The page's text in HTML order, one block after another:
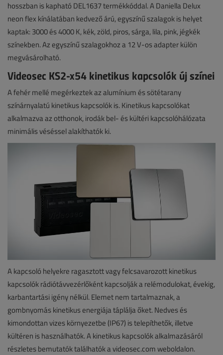
hosszban is kapható DEL1637 termékkóddal. A Daniella Delux
neon flex kínálatában kedvező árú, egyszínű szalagok is helyet
kaptak: 3000 és 4000 K, kék, zöld, piros, sárga, lila, pink, jégkék
színekben. Az egyszínű szalagokhoz a 12 V-os adapter külön
megvásárolható.
Videosec KS2-x54 kinetikus kapcsolók új színei
A fehér mellé megérkeztek az alumínium és sötétarany
színárnyalatú kinetikus kapcsolók is. Kinetikus kapcsolókat
alkalmazva az otthonok, irodák bel- és kültéri kapcsolóhálózata
minimális véséssel alakíthatók ki.
A kapcsoló helyekre ragasztott vagy felcsavarozott kinetikus
kapcsolók rádiótávvezérlőként kapcsolják a relémodulokat, évekig,
karbantartási igény nélkül. Elemet nem tartalmaznak, a
gombnyomás kinetikus energiája táplálja őket. Nedves és
kimondottan vizes környezetbe (IP67) is telepíthetők, illetve
kültéren is használhatók. A kinetikus kapcsolók alkalmazásáról
részletes bemutatók találhatók a videosec.com weboldalon.